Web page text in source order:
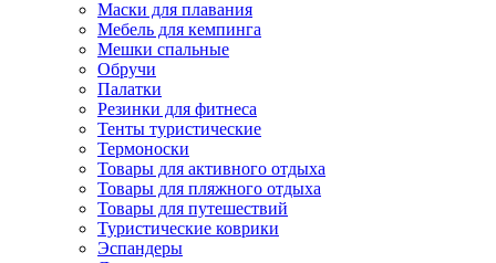
Маски для плавания
Мебель для кемпинга
Мешки спальные
Обручи
Палатки
Резинки для фитнеса
Тенты туристические
Термоноски
Товары для активного отдыха
Товары для пляжного отдыха
Товары для путешествий
Туристические коврики
Эспандеры